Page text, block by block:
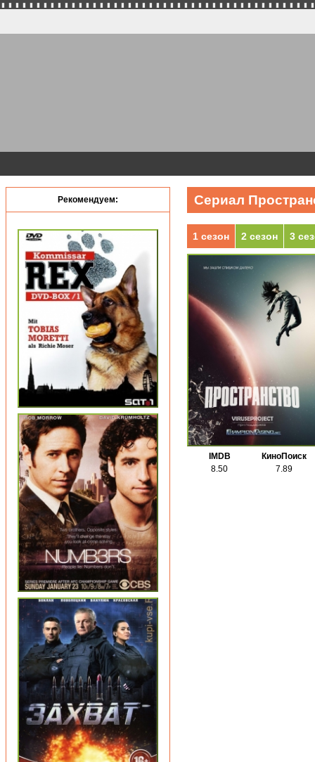
Сериал
1 сезон 2 сезон 3
IMDB
8.50
КиноПоиск
7.89
Рекомендуем: